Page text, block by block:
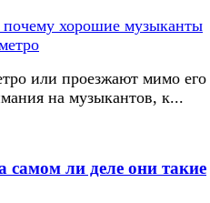
или проезжают мимо его
на музыкантов, к...
самом ли деле они такие